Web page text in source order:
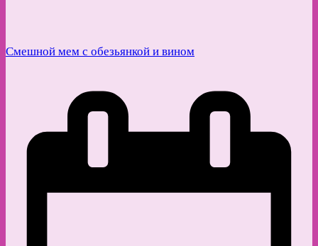
Смешной мем с обезьянкой и вином